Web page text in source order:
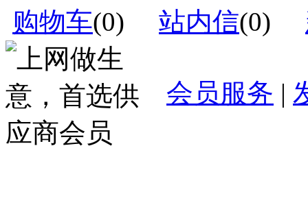
购物车(0) 站内信(0)
会员服务 |